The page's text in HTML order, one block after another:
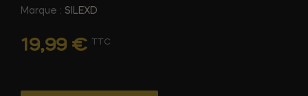
Marque : SILEXD
19,99 € TTC